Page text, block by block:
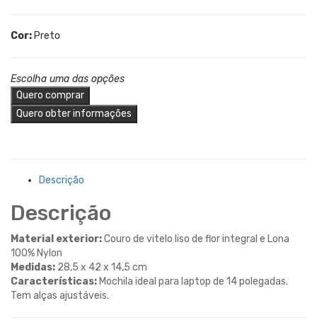
Cor: Preto
Escolha uma das opções
Quero comprar
Quero obter informações
Descrição
Descrição
Material exterior:Couro de vitelo liso de flor integral e Lona
100% Nylon
Medidas: 28,5 x 42 x 14,5 cm
Características: Mochila ideal para laptop de 14 polegadas.
Tem alças ajustáveis.